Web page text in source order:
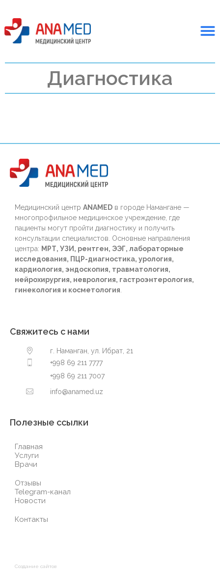
Диагностика
Медицинский центр ANAMED в городе Намангане —
многопрофильное медицинское учреждение, где
пациенты могут пройти диагностику и получить
консультации специалистов. Основные направления
центра: МРТ, УЗИ, рентген, ЭЭГ, лабораторные
исследования, ПЦР-диагностика, урология,
кардиология, эндоскопия, травматология,
нейрохирургия, неврология, гастроэнтерология,
гинекология и косметология.
Свяжитесь с нами
г. Наманган, ул. Ибрат, 21
+998 69 211 7777
+998 69 211 7007
info@anamed.uz
Полезные ссылки
Главная
Услуги
Врачи
Отзывы
Telegram-канал
Новости
Контакты
Создание сайтов